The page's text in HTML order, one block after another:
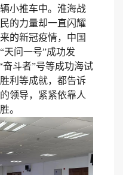
小推车中。淮海战
的力量却一直闪耀
的新冠疫情，中国
天问一号”成功发
奋斗者”号等成功海试
利等成就，都告诉
领导，紧紧依靠人
。